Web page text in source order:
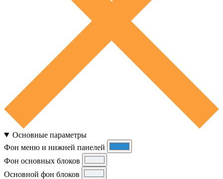
Основные параметры
Фон меню и нижней панелей
Фон основных блоков
Основной фон блоков